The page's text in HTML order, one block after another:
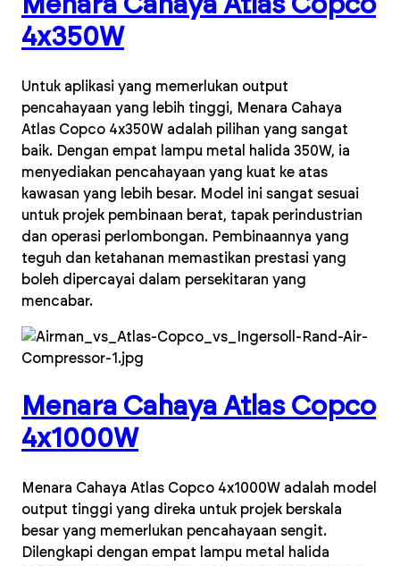
4x350W
Untuk aplikasi yang memerlukan output
pencahayaan yang lebih tinggi, Menara Cahaya
Atlas Copco 4x350W adalah pilihan yang sangat
baik. Dengan empat lampu metal halida 350W, ia
menyediakan pencahayaan yang kuat ke atas
kawasan yang lebih besar. Model ini sangat sesuai
untuk projek pembinaan berat, tapak perindustrian
dan operasi perlombongan. Pembinaannya yang
teguh dan ketahanan memastikan prestasi yang
boleh dipercayai dalam persekitaran yang
mencabar.
Menara Cahaya Atlas Copco
4x1000W
Menara Cahaya Atlas Copco 4x1000W adalah model
output tinggi yang direka untuk projek berskala
besar yang memerlukan pencahayaan sengit.
Dilengkapi dengan empat lampu metal halida